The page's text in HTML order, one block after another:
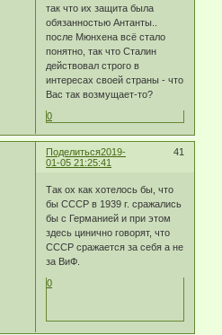
так что их защита была
обязанностью Антанты..
после Мюнхена всё стало
понятно, так что Сталин
действовал строго в
интересах своей страны - что
Вас так возмущает-то?
0
Поделиться 41
2019-
01-05 21:25:41
Так ох как хотелось бы, что
бы СССР в 1939 г. сражались
бы с Германией и при этом
здесь цинично говорят, что
СССР сражается за себя а не
за ВиФ.
0